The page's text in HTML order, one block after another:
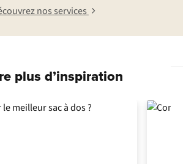
nos services
plus d’inspiration